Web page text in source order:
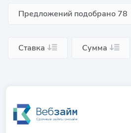
Предложений подобрано 78
Ставка Сумма